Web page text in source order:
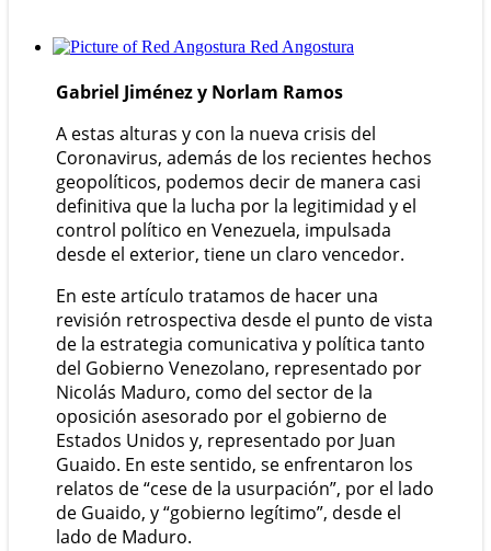
Red Angostura
Gabriel Jiménez y Norlam Ramos
A estas alturas y con la nueva crisis del
Coronavirus, además de los recientes hechos
geopolíticos, podemos decir de manera casi
definitiva que la lucha por la legitimidad y el
control político en Venezuela, impulsada
desde el exterior, tiene un claro vencedor.
En este artículo tratamos de hacer una
revisión retrospectiva desde el punto de vista
de la estrategia comunicativa y política tanto
del Gobierno Venezolano, representado por
Nicolás Maduro, como del sector de la
oposición asesorado por el gobierno de
Estados Unidos y, representado por Juan
Guaido. En este sentido, se enfrentaron los
relatos de “cese de la usurpación”, por el lado
de Guaido, y “gobierno legítimo”, desde el
lado de Maduro.